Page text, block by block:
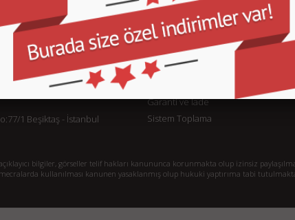
1 Beşiktaş - İstanbul
KURUMSAL
İletişim
Sipariş Takibi
Gizlilik ve Kullanım Şartları
Garanti ve İade
Sistem Toplama
bilgiler, görseller telif hakları kanununca korunmakta olup izinsiz
kullanılması kanunen yasaklanmış olup hukuki yaptırıma tabi